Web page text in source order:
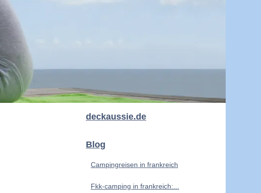
deckaussie.de
Blog
Campingreisen in frankreich
Fkk-camping in frankreich:...